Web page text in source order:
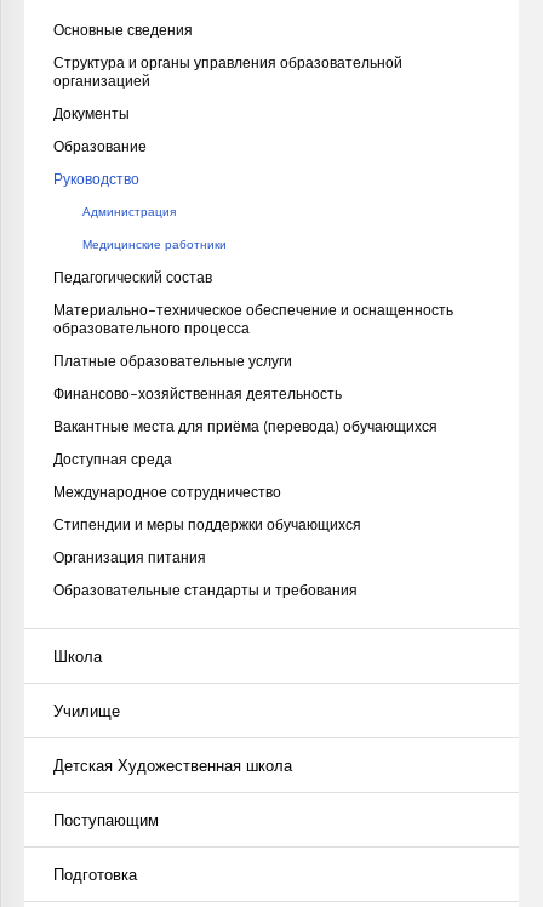
Основные сведения
Структура и органы управления образовательной
организацией
Документы
Образование
Руководство
Администрация
Медицинские работники
Педагогический состав
Материально-техническое обеспечение и оснащенность
образовательного процесса
Платные образовательные услуги
Финансово-хозяйственная деятельность
Вакантные места для приёма (перевода) обучающихся
Доступная среда
Международное сотрудничество
Стипендии и меры поддержки обучающихся
Организация питания
Образовательные стандарты и требования
Школа
Училище
Детская Художественная школа
Поступающим
Подготовка